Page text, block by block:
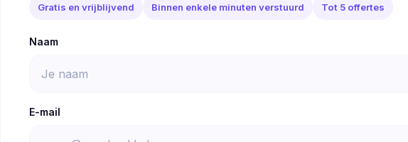
Gratis en vrijblijvend Binnen enkele minuten verstuurd Tot 5 offertes
Naam
E-mail